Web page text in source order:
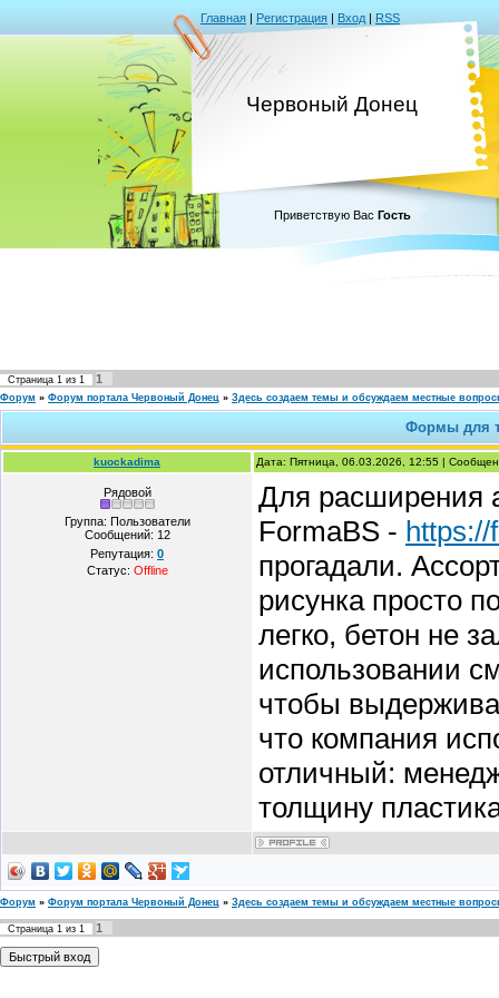
Главная | Регистрация | Вход | RSS
Червоный Донец
Приветствую Вас Гость
Страница 1 из 1 1
Форум » Форум портала Червоный Донец » Здесь создаем темы и обсуждаем местные
Формы для
kuockadima Дата: Пятница, 06.03.2026, 12:55 |
Рядовой
Группа: Пользователи
Сообщений: 12
Репутация: 0
Статус: Offline
Для расширения
FormaBS -
прогадали.
рисунка просто
легко, бетон не
использовании
чтобы
что компания
отличный:
толщину
Форум » Форум портала Червоный Донец » Здесь создаем темы и обсуждаем местные
Страница 1 из 1 1